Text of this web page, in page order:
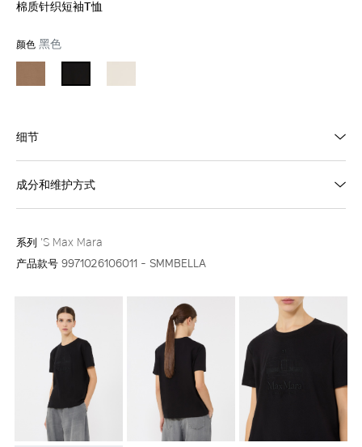
棉质针织短袖T恤
颜色 黑色
细节
成分和维护方式
系列 'S Max Mara
产品款号 9971026106011 - SMMBELLA